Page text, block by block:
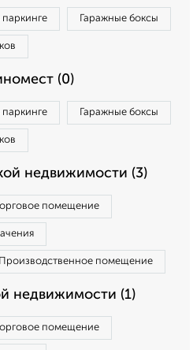
Гаражные боксы
(0)
Гаражные боксы
недвижимости (3)
помещение
Производственное помещение
недвижимости (1)
помещение